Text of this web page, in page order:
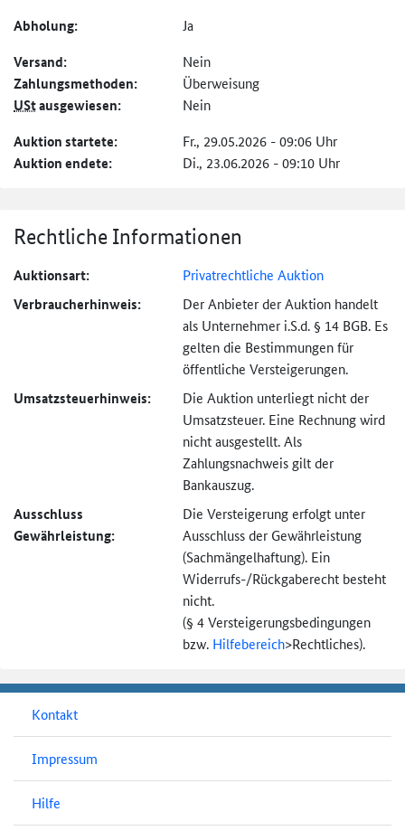
Abholung: Ja
Versand: Nein
Zahlungs­methoden: Überweisung
UStausgewiesen: Nein
Auktion startete: Fr., 29.05.2026 - 09:06 Uhr
Auktion endete: Di., 23.06.2026 - 09:10 Uhr
Rechtliche Informationen
Auktionsart: Privatrechtliche Auktion
Verbraucher­hinweis:
Der Anbieter der Auktion handelt
als Unternehmer i.S.d. § 14 BGB. Es
gelten die Bestimmungen für
öffentliche Versteigerungen.
Umsatzsteuer­hinweis:
Die Auktion unterliegt nicht der
Umsatzsteuer. Eine Rechnung wird
nicht ausgestellt. Als
Zahlungsnachweis gilt der
Bankauszug.
Ausschluss
Gewährleistung:
Die Versteigerung erfolgt unter
Ausschluss der Gewährleistung
(Sachmängel­haftung). Ein
Widerrufs-/Rückgaberecht besteht
nicht.
(§ 4 Versteigerungs­bedingungen
bzw. Hilfebereich>Rechtliches).
Kontakt
Impressum
Hilfe